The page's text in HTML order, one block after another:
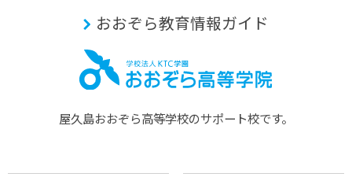
おおぞら教育情報ガイド
屋久島おおぞら⾼等学校のサポート校です。